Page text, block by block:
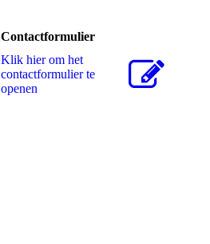
Contactformulier
Klik hier om het
contactformulier te
openen